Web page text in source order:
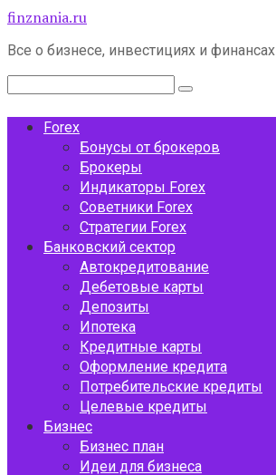
Перейти
контенту
finznania.ru
Все о бизнесе, инвестициях и финансах
Поиск:
Forex
Бонусы от брокеров
Брокеры
Индикаторы Forex
Советники Forex
Стратегии Forex
Банковский сектор
Автокредитование
Дебетовые карты
Депозиты
Ипотека
Кредитные карты
Оформление кредита
Потребительские кредиты
Целевые кредиты
Бизнес
Бизнес план
Идеи для бизнеса